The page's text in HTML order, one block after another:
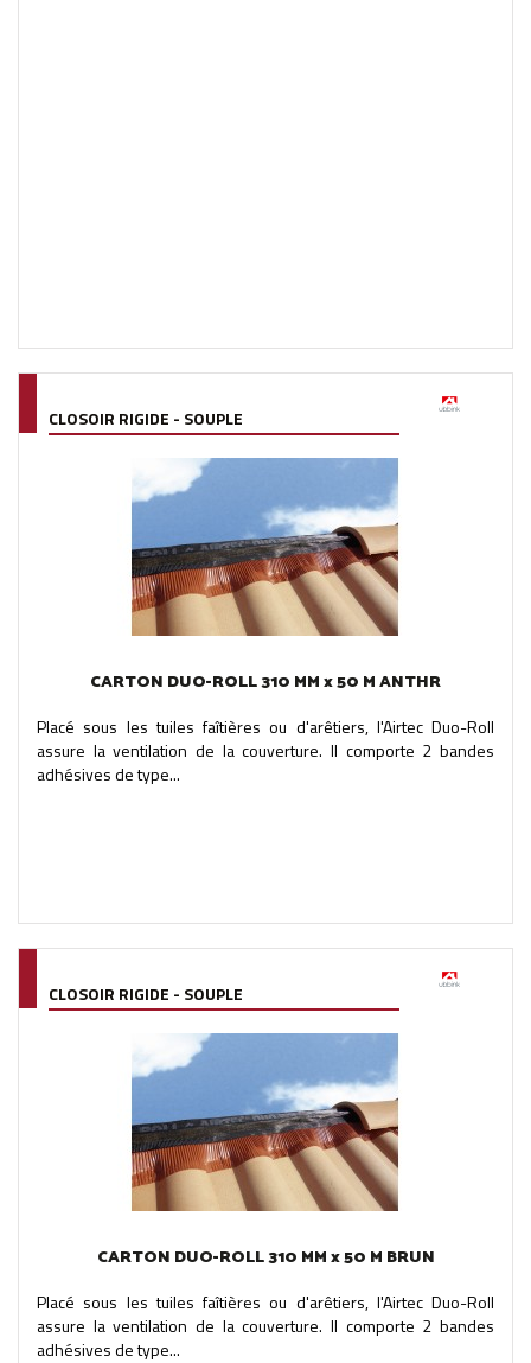
CLOSOIR RIGIDE - SOUPLE
CARTON DUO-ROLL 310 MM x 50 M ANTHR
Placé sous les tuiles faîtières ou d'arêtiers, l'Airtec Duo-Roll
assure la ventilation de la couverture. Il comporte 2 bandes
adhésives de type...
CLOSOIR RIGIDE - SOUPLE
CARTON DUO-ROLL 310 MM x 50 M BRUN
Placé sous les tuiles faîtières ou d'arêtiers, l'Airtec Duo-Roll
assure la ventilation de la couverture. Il comporte 2 bandes
adhésives de type...